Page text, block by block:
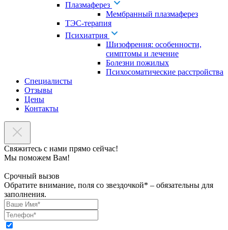
Плазмаферез
Мембранный плазмаферез
ТЭС-терапия
Психиатрия
Шизофрения: особенности,
симптомы и лечение
Болезни пожилых
Психосоматические расстройства
Специалисты
Отзывы
Цены
Контакты
Свяжитесь с нами прямо сейчас!
Мы поможем Вам!
Срочный вызов
Обратите внимание, поля со звездочкой* – обязательны для
заполнения.